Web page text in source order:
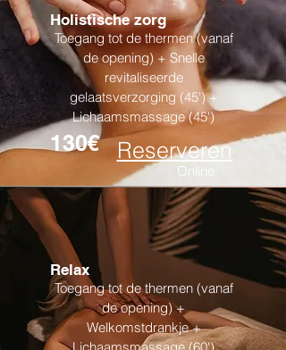
Holistische zorg
Toegang tot de thermen (vanaf
de opening) + Snelle
revitaliseerde
gelaatsverzorging (45') +
Lichaamsmassage (45')
130€ Reserveren
Online
Relax
Toegang tot de thermen (vanaf
de opening) +
Welkomstdrankje +
Lichaamsmassage (60')